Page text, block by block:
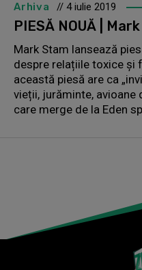
Arhiva // 4 iulie 2019
PIESĂ NOUĂ |
Mark Stam lansează
despre relațiile toxice și
această piesă are ca
vieții, jurăminte, avioane
care merge de la Eden